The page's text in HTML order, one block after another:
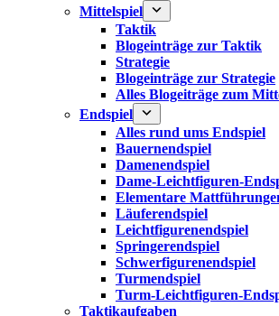
Mittelspiel
Taktik
Blogeinträge zur Taktik
Strategie
Blogeinträge zur Strategie
Alles Blogeiträge zum
Endspiel
Alles rund ums Endspiel
Bauernendspiel
Damenendspiel
Dame-Leichtfiguren-
Elementare
Läuferendspiel
Leichtfigurenendspiel
Springerendspiel
Schwerfigurenendspiel
Turmendspiel
Turm-Leichtfiguren-
Taktikaufgaben